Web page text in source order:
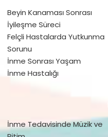
Beyin Kanaması Sonrası
İyileşme Süreci
Felçli Hastalarda Yutkunma
Sorunu
İnme Sonrası Yaşam
İnme Hastalığı
İnme Tedavisinde Müzik ve